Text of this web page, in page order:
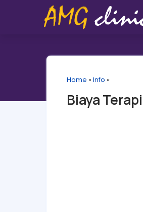
Home »Info »
Biaya